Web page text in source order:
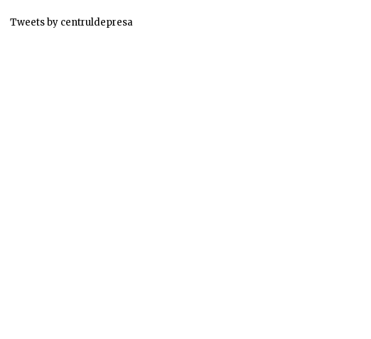
Tweets by centruldepresa